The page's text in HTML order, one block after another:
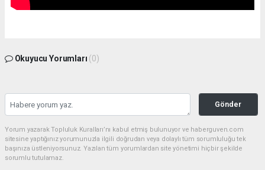
Okuyucu Yorumları (0)
Gönder
Yorum yazarak Topluluk Kuralları’nı kabul etmiş bulunuyor ve haberguven.com
sitesine yaptığınız yorumunuzla ilgili doğrudan veya dolaylı tüm sorumluluğu tek
başınıza üstleniyorsunuz. Yazılan tüm yorumlardan site yönetimi hiçbir şekilde
sorumlu tutulamaz.